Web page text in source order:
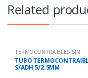
Related
TERMOCONTRAIBLES SIN
ADHESIVO.
TUBO
S/ADH 5/2.5MM